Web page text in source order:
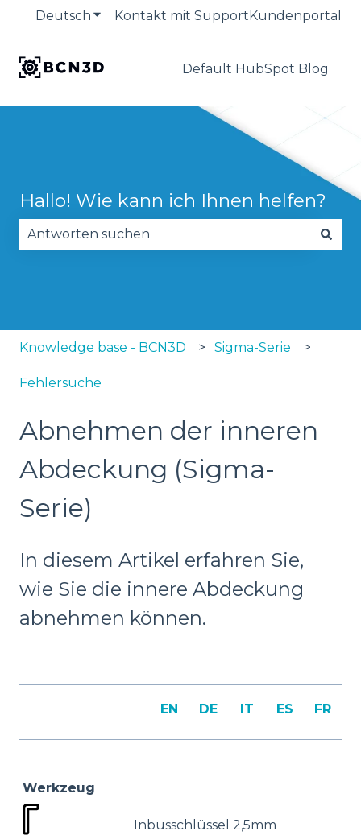
Deutsch Untermenü für Übersetzungen
Kontakt mit SupportKundenportal
Default HubSpot Blog
Hallo! Wie kann ich Ihnen helfen?
Knowledge base - BCN3D Sigma-Serie
Fehlersuche
Abnehmen der inneren
Abdeckung (Sigma-
Serie)
In diesem Artikel erfahren Sie,
wie Sie die innere Abdeckung
abnehmen können.
EN DE IT ES FR
Werkzeug
Inbusschlüssel 2,5mm